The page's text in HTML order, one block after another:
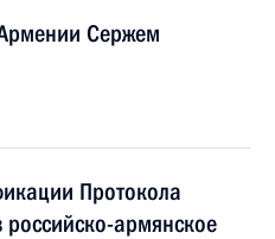
Сержем
Протокола
армянское